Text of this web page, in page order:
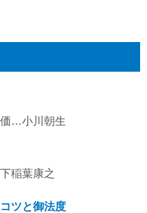
価…小川朝生
稲葉康之
ツと御法度